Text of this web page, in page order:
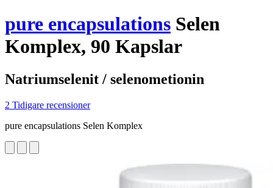
pure encapsulations Selen
Komplex, 90 Kapslar
Natriumselenit / selenometionin
2 Tidigare recensioner
pure encapsulations Selen Komplex